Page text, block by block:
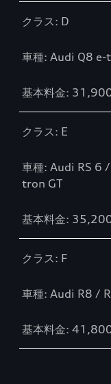
クラス: D
車種: Audi Q8
基本料金: 31,900
クラス: E
車種: Audi RS 6
tron GT
基本料金: 35,200
クラス: F
車種: Audi R8 /
基本料金: 41,800